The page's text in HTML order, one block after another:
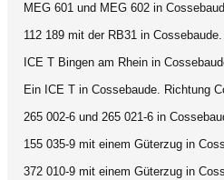
MEG 601 und MEG 602 in
112 189 mit der RB31 in
ICE T Bingen am Rhein in
Ein ICE T in Cossebaude. Richtung
265 002-6 und 265 021-6 in
155 035-9 mit einem Güterzug in
372 010-9 mit einem Güterzug in